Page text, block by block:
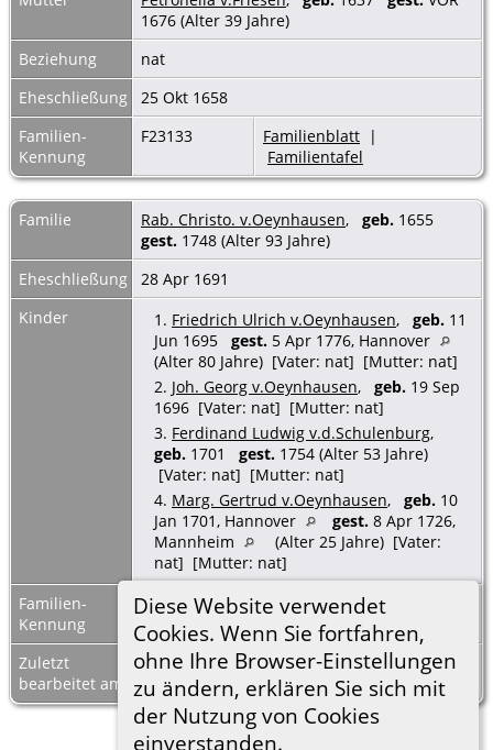
Diese Website verwendet
Cookies. Wenn Sie fortfahren,
ohne Ihre Browser-Einstellungen
zu ändern, erklären Sie sich mit
der Nutzung von Cookies
einverstanden.
1676 (Alter 39 Jahre)
Beziehung
nat
Eheschließung
25 Okt 1658
Familien-
Kennung
F23133 Familienblatt |
Familientafel
Familie Rab. Christo. v.Oeynhausen, geb. 1655
gest. 1748 (Alter 93 Jahre)
Eheschließung
28 Apr 1691
Kinder
1. Friedrich Ulrich v.Oeynhausen, geb. 11
Jun 1695 gest. 5 Apr 1776, Hannover
(Alter 80 Jahre) [Vater: nat] [Mutter: nat]
2. Joh. Georg v.Oeynhausen, geb. 19 Sep
1696 [Vater: nat] [Mutter: nat]
3. Ferdinand Ludwig v.d.Schulenburg,
geb. 1701 gest. 1754 (Alter 53 Jahre)
[Vater: nat] [Mutter: nat]
4. Marg. Gertrud v.Oeynhausen, geb. 10
Jan 1701, Hannover
gest. 8 Apr 1726,
Mannheim
(Alter 25 Jahre) [Vater:
nat] [Mutter: nat]
Familien-
Kennung
F23106 Familienblatt|
Familientafel
Zuletzt
bearbeitet am
8 Mrz 2023